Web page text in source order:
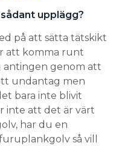
upplägg?
på att sätta tätskikt
att komma runt
antingen genom att
undantag men
bara inte blivit
inte att det är värt
har du en
så vill